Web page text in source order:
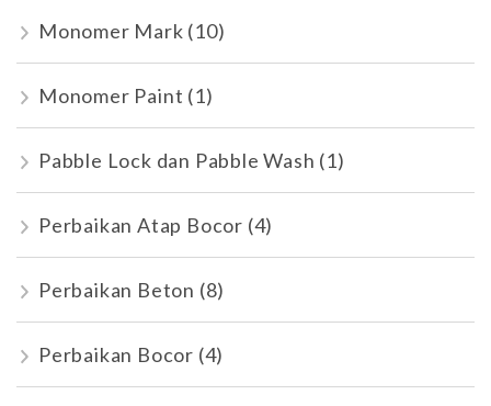
Monomer Mark (10)
Monomer Paint (1)
Pabble Lock dan Pabble Wash (1)
Perbaikan Atap Bocor (4)
Perbaikan Beton (8)
Perbaikan Bocor (4)